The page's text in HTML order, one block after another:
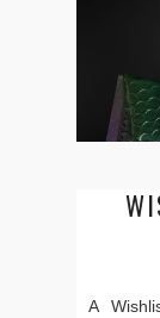
A